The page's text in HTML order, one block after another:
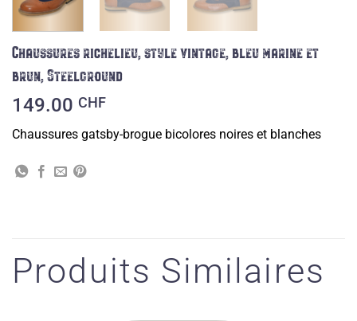
Chaussures richelieu, style vintage, bleu marine et
brun, Steelground
149.00 CHF
Chaussures gatsby-brogue bicolores noires et blanches
Produits Similaires